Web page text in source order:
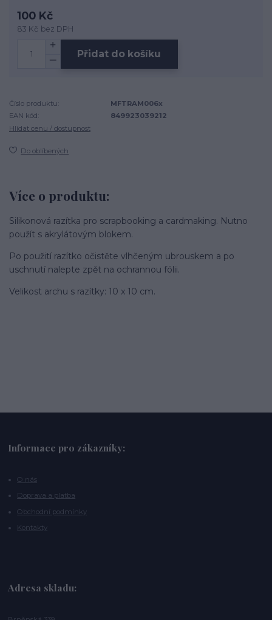
100 Kč
83 Kč bez DPH
Přidat do košíku
Číslo produktu:
MFTRAM006x
EAN kód:
849923039212
Hlídat cenu / dostupnost
Do oblíbených
Více o produktu:
Silikonová razítka pro scrapbooking a cardmaking. Nutno
použít s akrylátovým blokem.
Po použití razítko očistěte vlhčeným ubrouskem a po
uschnutí nalepte zpět na ochrannou fólii.
Velikost archu s razítky: 10 x 10 cm.
Informace pro zákazníky:
O nás
Doprava a platba
Obchodní podmínky
Kontakty
Adresa skladu: